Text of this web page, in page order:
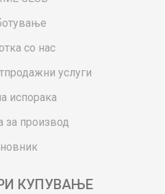
со нас
услуги
испорака
за производ
КУПУВАЊЕ